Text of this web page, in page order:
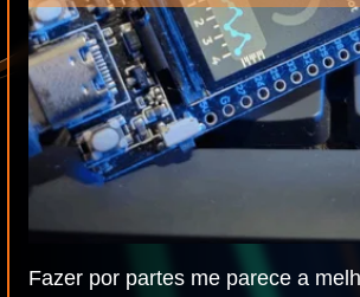
Fazer por partes me parece a